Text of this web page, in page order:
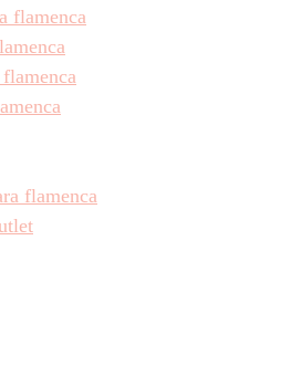
flamenca
flamenca